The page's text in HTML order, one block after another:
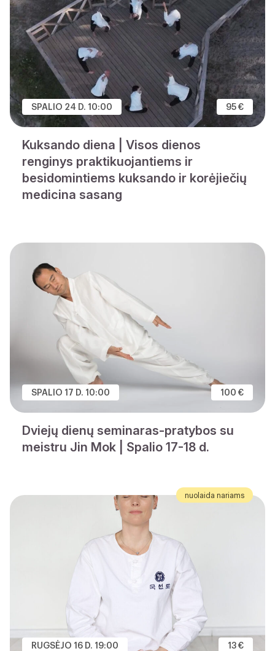
SPALIO 24 D. 10:00 95 €
Kuksando diena | Visos dienos
renginys praktikuojantiems ir
besidomintiems kuksando ir korėjiečių
medicina sasang
SPALIO 17 D. 10:00 100 €
Dviejų dienų seminaras-pratybos su
meistru Jin Mok | Spalio 17-18 d.
nuolaida nariams
RUGSĖJO 16 D. 19:00 13 €